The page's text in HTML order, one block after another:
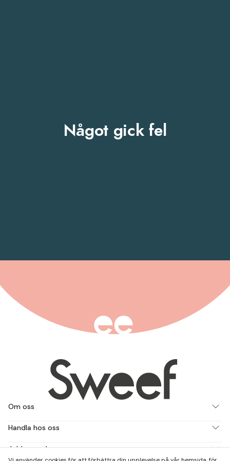
Något gick fel
Om oss
Handla hos oss
Jobba med oss